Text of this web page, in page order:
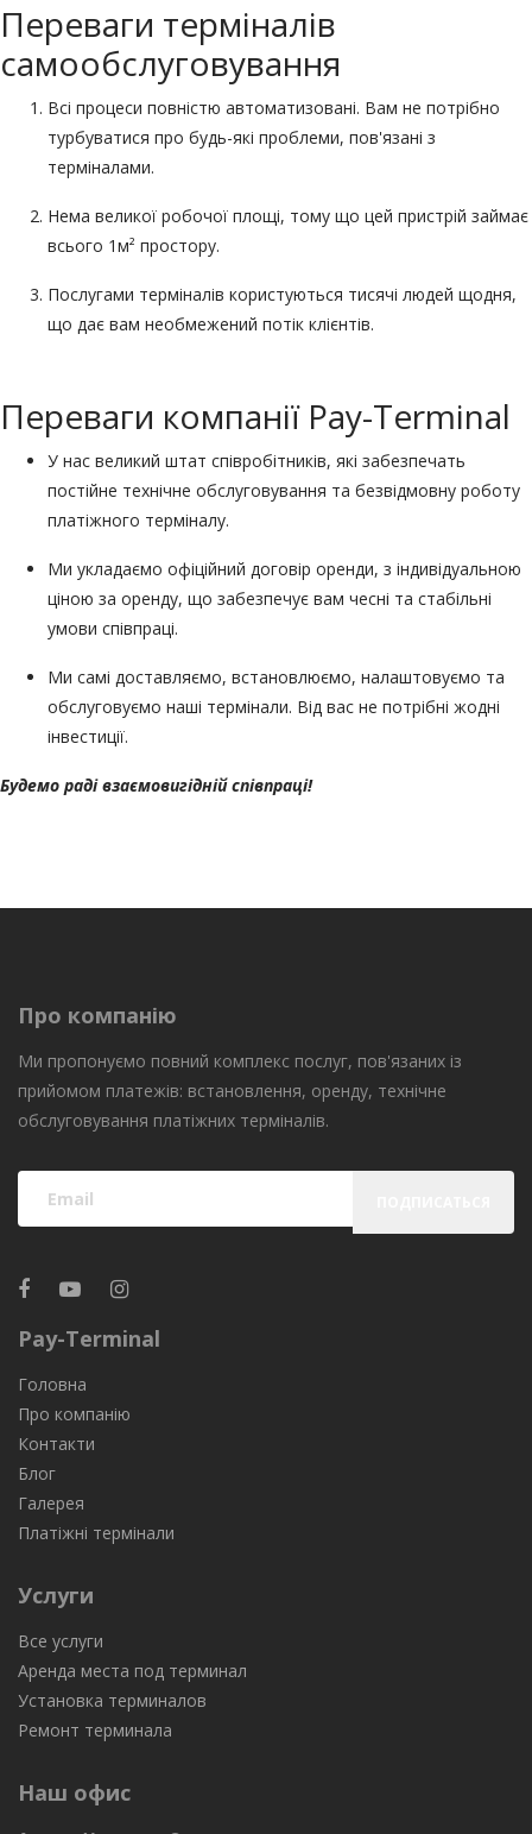
Переваги терміналів
самообслуговування
Всі процеси повністю автоматизовані. Вам не потрібно
турбуватися про будь-які проблеми, пов'язані з
терміналами.
Нема великої робочої площі, тому що цей пристрій займає
всього 1м² простору.
Послугами терміналів користуються тисячі людей щодня,
що дає вам необмежений потік клієнтів.
Переваги компанії Pay-Terminal
У нас великий штат співробітників, які забезпечать
постійне технічне обслуговування та безвідмовну роботу
платіжного терміналу.
Ми укладаємо офіційний договір оренди, з індивідуальною
ціною за оренду, що забезпечує вам чесні та стабільні
умови співпраці.
Ми самі доставляємо, встановлюємо, налаштовуємо та
обслуговуємо наші термінали. Від вас не потрібні жодні
інвестиції.
Будемо раді взаємовигідній співпраці!
Про компанію
Ми пропонуємо повний комплекс послуг, пов'язаних із
прийомом платежів: встановлення, оренду, технічне
обслуговування платіжних терміналів.
Pay-Terminal
Головна
Про компанію
Контакти
Блог
Галерея
Платіжні термінали
Услуги
Все услуги
Аренда места под терминал
Установка терминалов
Ремонт терминала
Наш офис